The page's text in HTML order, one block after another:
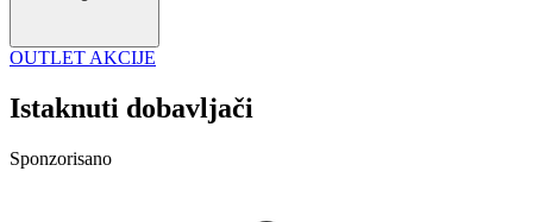
OUTLET AKCIJE
Istaknuti dobavljači
Sponzorisano